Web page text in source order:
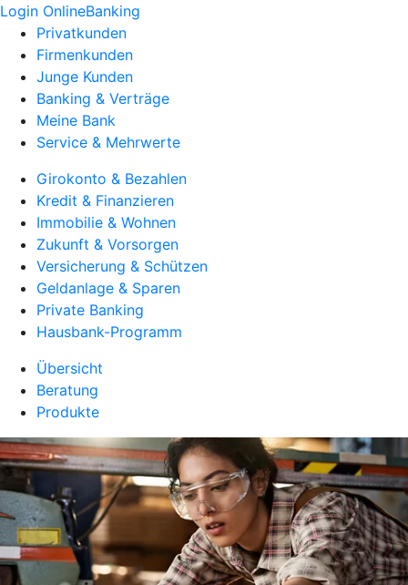
Login OnlineBanking
Privatkunden
Firmenkunden
Junge Kunden
Banking & Verträge
Meine Bank
Service & Mehrwerte
Girokonto & Bezahlen
Kredit & Finanzieren
Immobilie & Wohnen
Zukunft & Vorsorgen
Versicherung & Schützen
Geldanlage & Sparen
Private Banking
Hausbank-Programm
Übersicht
Beratung
Produkte